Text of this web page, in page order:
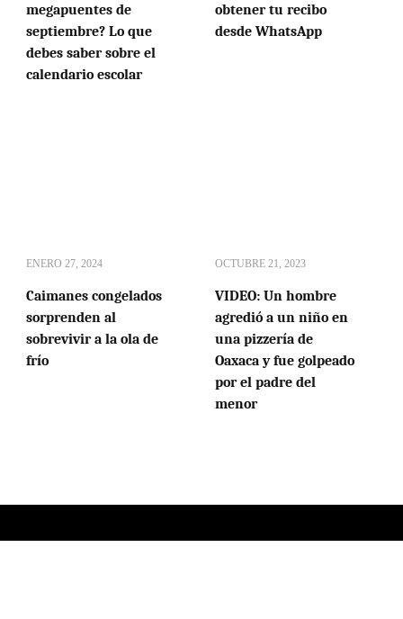
megapuentes de
septiembre? Lo que
debes saber sobre el
calendario escolar
obtener tu recibo
desde WhatsApp
ENERO 27, 2024
Caimanes congelados
sorprenden al
sobrevivir a la ola de
frío
OCTUBRE 21, 2023
VIDEO: Un hombre
agredió a un niño en
una pizzería de
Oaxaca y fue golpeado
por el padre del
menor